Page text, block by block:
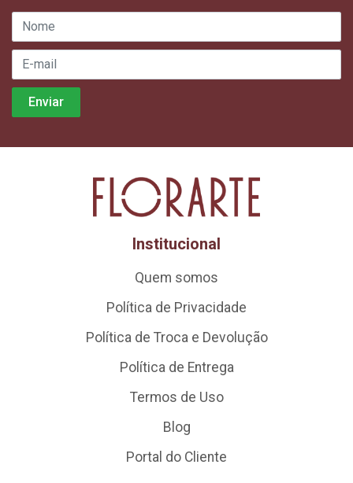
Institucional
Quem somos
Política de Privacidade
Política de Troca e Devolução
Política de Entrega
Termos de Uso
Blog
Portal do Cliente